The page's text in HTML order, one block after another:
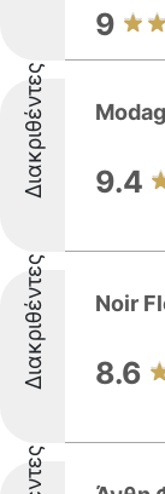
9
Διακριθέντες 9.4
Διακριθέντες Noir
8.6